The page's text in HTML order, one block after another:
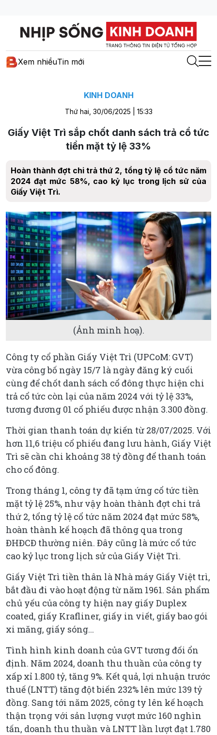
Xem nhiềuTin mới
KINH DOANH
Thứ hai, 30/06/2025 | 15:33
Giấy Việt Trì sắp chốt danh sách trả cổ tức
tiền mặt tỷ lệ 33%
Hoàn thành đợt chi trả thứ 2, tổng tỷ lệ cổ tức năm
2024 đạt mức 58%, cao kỷ lục trong lịch sử của
Giấy Việt Trì.
(Ảnh minh hoạ).
Công ty cổ phần Giấy Việt Trì (UPCoM: GVT)
vừa công bố ngày 15/7 là ngày đăng ký cuối
cùng để chốt danh sách cổ đông thực hiện chi
trả cổ tức còn lại của năm 2024 với tỷ lệ 33%,
tương đương 01 cổ phiếu được nhận 3.300 đồng.
Thời gian thanh toán dự kiến từ 28/07/2025. Với
hơn 11,6 triệu cổ phiếu đang lưu hành, Giấy Việt
Trì sẽ cần chi khoảng 38 tỷ đồng để thanh toán
cho cổ đông.
Trong tháng 1, công ty đã tạm ứng cổ tức tiền
mặt tỷ lệ 25%, như vậy hoàn thành đợt chi trả
thứ 2, tổng tỷ lệ cổ tức năm 2024 đạt mức 58%,
hoàn thành kế hoạch đã thông qua trong
ĐHĐCĐ thường niên. Đây cũng là mức cổ tức
cao kỷ lục trong lịch sử của Giấy Việt Trì.
Giấy Việt Trì tiền thân là Nhà máy Giấy Việt trì,
bắt đầu đi vào hoạt động từ năm 1961. Sản phẩm
chủ yếu của công ty hiện nay giấy Duplex
coated, giấy Krafliner, giấy in viết, giấy bao gói
xi măng, giấy sóng...
Tình hình kinh doanh của GVT tương đối ổn
định. Năm 2024, doanh thu thuần của công ty
xấp xỉ 1.800 tỷ, tăng 9%. Kết quả, lợi nhuận trước
thuế (LNTT) tăng đột biến 232% lên mức 139 tỷ
đồng. Sang tới năm 2025, công ty lên kế hoạch
thận trọng với sản lượng vượt mức 160 nghìn
tấn, doanh thu thuần và LNTT lần lượt đạt 1.780